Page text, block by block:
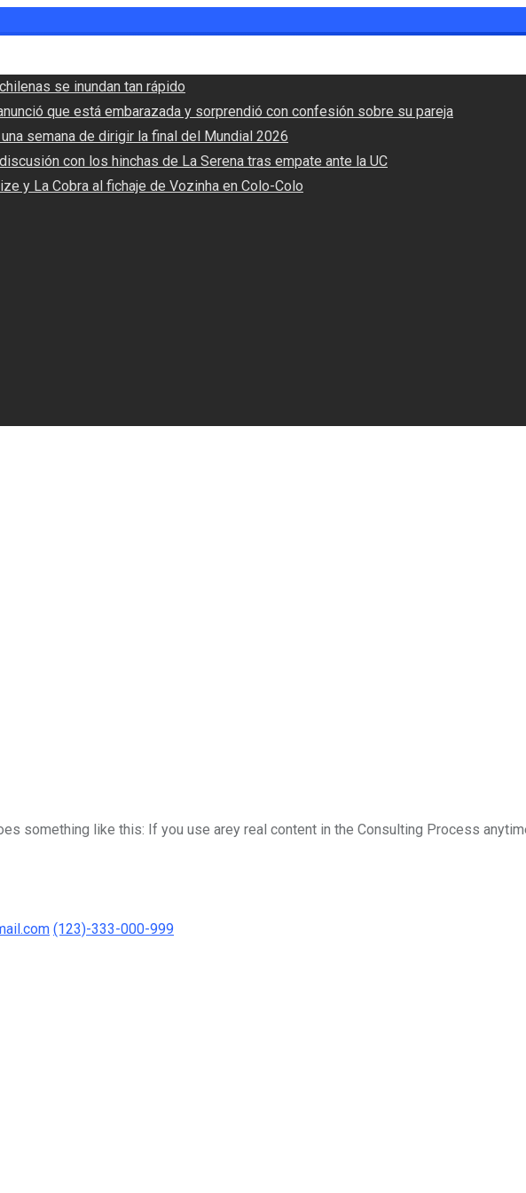
se inundan tan rápido
que está embarazada y sorprendió con confesión sobre su pareja
semana de dirigir la final del Mundial 2026
con los hinchas de La Serena tras empate ante la UC
y La Cobra al fichaje de Vozinha en Colo-Colo
something like this: If you use arey real content in the Consulting Process
(123)-333-000-999